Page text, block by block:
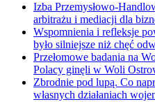
Izba Przemysłowo-
arbitrażu i mediacji dla
Wspomnienia i refleksje
było silniejsze niż chęć
Przełomowe badania na
Polacy ginęli w Woli
Zbrodnie pod lupą. Co
własnych działaniach